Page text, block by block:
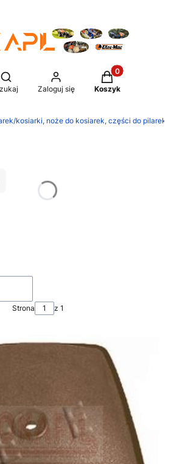
Otwórz wyszukiwarkę
Zaloguj się
Produkty w
Koszyk
kosiarki, noże do kosiarek, części do pilarek/
Strona z 1